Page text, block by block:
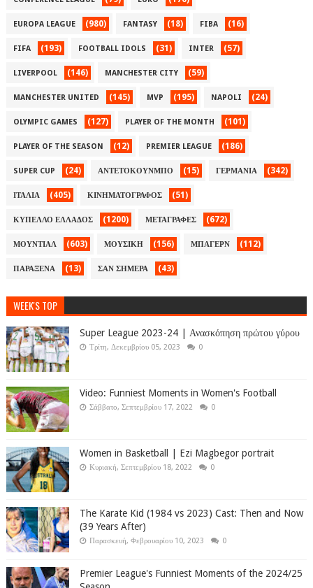
EUROPA LEAGUE (980) FANTASY (18) FIBA (16)
FIFA (193) FOOTBALL IDOLS (31) INTER (57)
LIVERPOOL (146) MANCHESTER CITY (59)
MANCHESTER UNITED (145) MVP (195) NAPOLI (24)
OLYMPIC GAMES (127) PLAYER OF THE MONTH (101)
PLAYER OF THE SEASON (12) PREMIER LEAGUE (186)
SUPER CUP (24) ΑΝΤΕΤΟΚΟΥΝΜΠΟ (15) ΓΕΡΜΑΝΙΑ (342)
ΙΤΑΛΙΑ (405) ΚΙΝΗΜΑΤΟΓΡΑΦΟΣ (51)
ΚΥΠΕΛΛΟ ΕΛΛΑΔΟΣ (1200) ΜΕΤΑΓΡΑΦΕΣ (672)
ΜΟΥΝΤΙΑΛ (603) ΜΟΥΣΙΚΗ (156) ΜΠΑΓΕΡΝ (112)
ΠΑΡΑΞΕΝΑ (13) ΣΑΝ ΣΗΜΕΡΑ (43)
WEEK'S TOP
Super League 2023-24 | Ανασκόπηση πρώτου γύρου
Τρίτη, Δεκεμβρίου 05, 2023 0
Video: Funniest Moments in Women's Football
Σάββατο, Σεπτεμβρίου 17, 2022 0
Women in Basketball | Ezi Magbegor portrait
Κυριακή, Σεπτεμβρίου 18, 2022 0
The Karate Kid (1984 vs 2023) Cast: Then and Now
(39 Years After)
Παρασκευή, Φεβρουαρίου 10, 2023 0
Premier League's Funniest Moments of the 2024/25